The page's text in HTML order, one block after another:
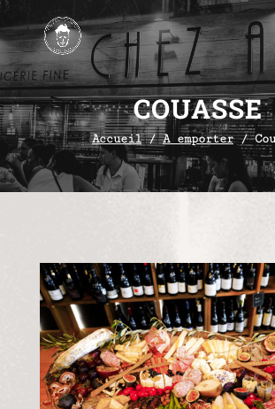
COUASSE
Accueil/A emporter/